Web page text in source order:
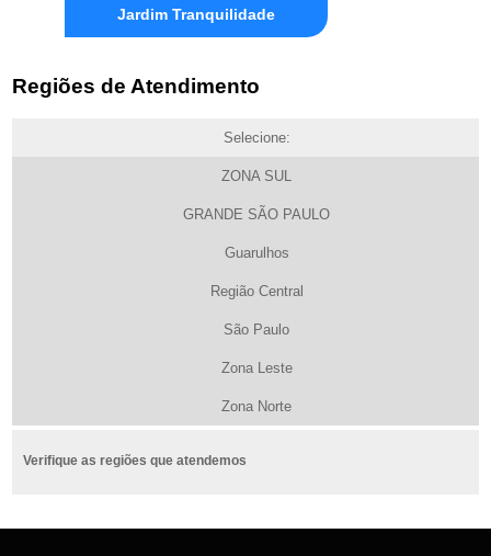
Jardim Tranquilidade
Regiões de Atendimento
Selecione:
ZONA SUL
GRANDE SÃO PAULO
Guarulhos
Região Central
São Paulo
Zona Leste
Zona Norte
Verifique as regiões que atendemos